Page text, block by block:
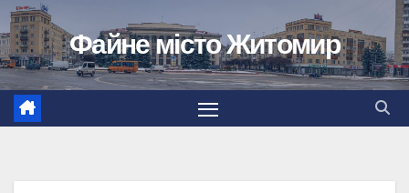
Перейти
до
вмісту
Файне місто Житомир